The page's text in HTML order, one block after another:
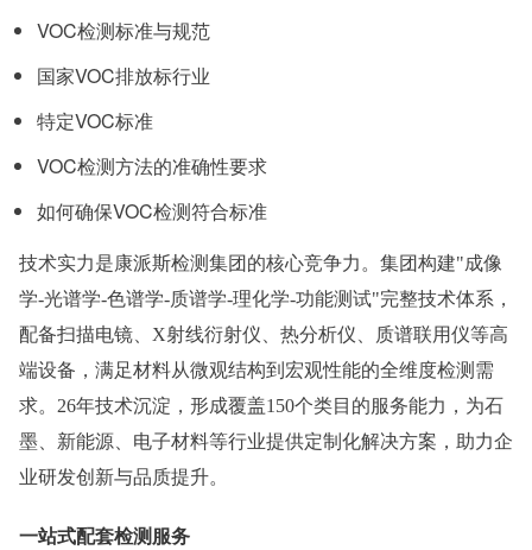
VOC检测标准与规范
国家VOC排放标行业
特定VOC标准
VOC检测方法的准确性要求
如何确保VOC检测符合标准
技术实力是康派斯检测集团的核心竞争力。集团构建"成像
学-光谱学-色谱学-质谱学-理化学-功能测试"完整技术体系，
配备扫描电镜、X射线衍射仪、热分析仪、质谱联用仪等高
端设备，满足材料从微观结构到宏观性能的全维度检测需
求。26年技术沉淀，形成覆盖150个类目的服务能力，为石
墨、新能源、电子材料等行业提供定制化解决方案，助力企
业研发创新与品质提升。
一站式配套检测服务